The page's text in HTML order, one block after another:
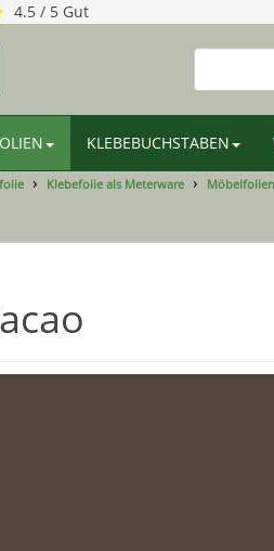
4.5 / 5 Gut
KLEBEBUCHSTABEN
Klebefolie als Meterware